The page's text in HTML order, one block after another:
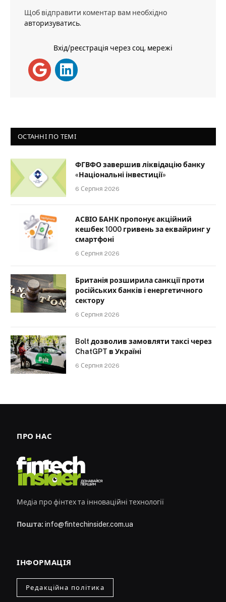
Щоб відправити коментар вам необхідно
авторизуватись.
Вхід/реєстрація через соц. мережі
ОСТАННІ ПО ТЕМІ
ФГВФО завершив ліквідацію банку
«Національні інвестиції»
6 Серпня 2026
АСВІО БАНК пропонує акційний
кешбек 1000 гривень за еквайринг у
смартфоні
6 Серпня 2026
Британія розширила санкції проти
російських банків і енергетичного
сектору
6 Серпня 2026
Bolt дозволив замовляти таксі через
ChatGPT в Україні
6 Серпня 2026
ПРО НАС
Медіа про фінтех та інноваційні технології
Пошта: info@fintechinsider.com.ua
ІНФОРМАЦІЯ
Редакційна політика